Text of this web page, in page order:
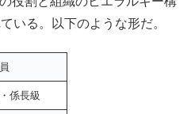
いる。以下のような形だ。
係長級